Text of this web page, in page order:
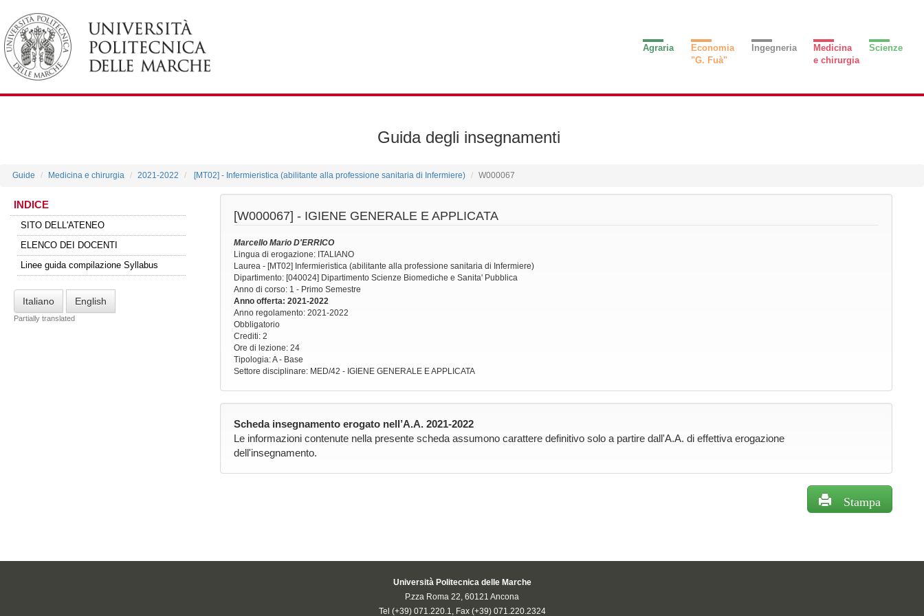
Agraria
Economia
"G. Fuà"
Ingegneria
Medicina
e chirurgia
Scienze
Guida degli insegnamenti
Guide Medicina e chirurgia 2021-2022 [MT02] - Infermieristica (abilitante alla professione sanitaria di Infermiere) W000067
INDICE
SITO DELL'ATENEO
ELENCO DEI DOCENTI
Linee guida compilazione Syllabus
Italiano English
Partially translated
[W000067] - IGIENE GENERALE E APPLICATA
Marcello Mario D'ERRICO
Lingua di erogazione: ITALIANO
Laurea - [MT02] Infermieristica (abilitante alla professione sanitaria di Infermiere)
Dipartimento: [040024] Dipartimento Scienze Biomediche e Sanita' Pubblica
Anno di corso: 1 - Primo Semestre
Anno offerta: 2021-2022
Anno regolamento: 2021-2022
Obbligatorio
Crediti: 2
Ore di lezione: 24
Tipologia: A - Base
Settore disciplinare: MED/42 - IGIENE GENERALE E APPLICATA
Scheda insegnamento erogato nell’A.A. 2021-2022
Le informazioni contenute nella presente scheda assumono carattere definitivo solo a partire dall'A.A. di effettiva erogazione
dell'insegnamento.
Stampa
Università Politecnica delle Marche
P.zza Roma 22, 60121 Ancona
Tel (+39) 071.220.1, Fax (+39) 071.220.2324